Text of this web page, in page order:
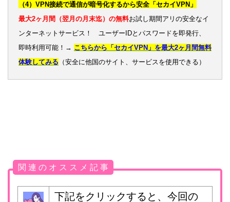
（4）VPN接続で通信が暗号化するから安全「セカイVPN」
最大2ヶ月間（翌月の月末迄）の無料お試し期間アリの安全なイ
ンターネットサービス！ ユーザーIDとパスワードを即発行、
即時利用可能！→ こちらから「セカイVPN」を最大2ヶ月間無料
体験してみる （安全に他国のサイト、サービスを使用できる）
関 連 の オ ス ス メ 記 事
下記をクリックすると、今回の